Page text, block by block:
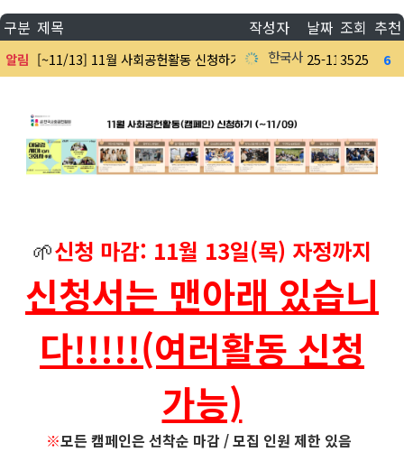
구분 제목 작성자 날짜 조회 추천
알림 [~11/13] 11월 사회공헌활동 신청하기 8 한국사회공헌협회
25-11-01
3525 6
🌱신청 마감: 11월 13일(목) 자정까지
신청서는 맨아래 있습니
다!!!!!(여러활동 신청
가능)
※모든 캠페인은 선착순 마감 / 모집 인원 제한 있음